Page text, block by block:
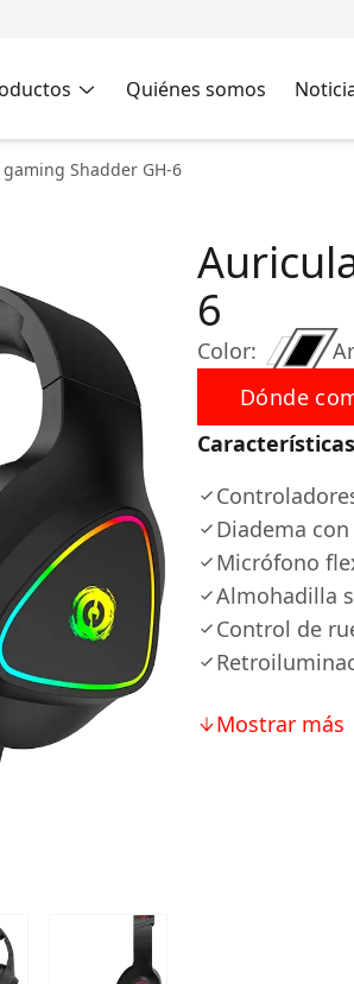
Quiénes somos
Shadder GH-6
Color:
6
Dónde
Diadema
Micrófono
Almohadilla
Control de
Mostrar más